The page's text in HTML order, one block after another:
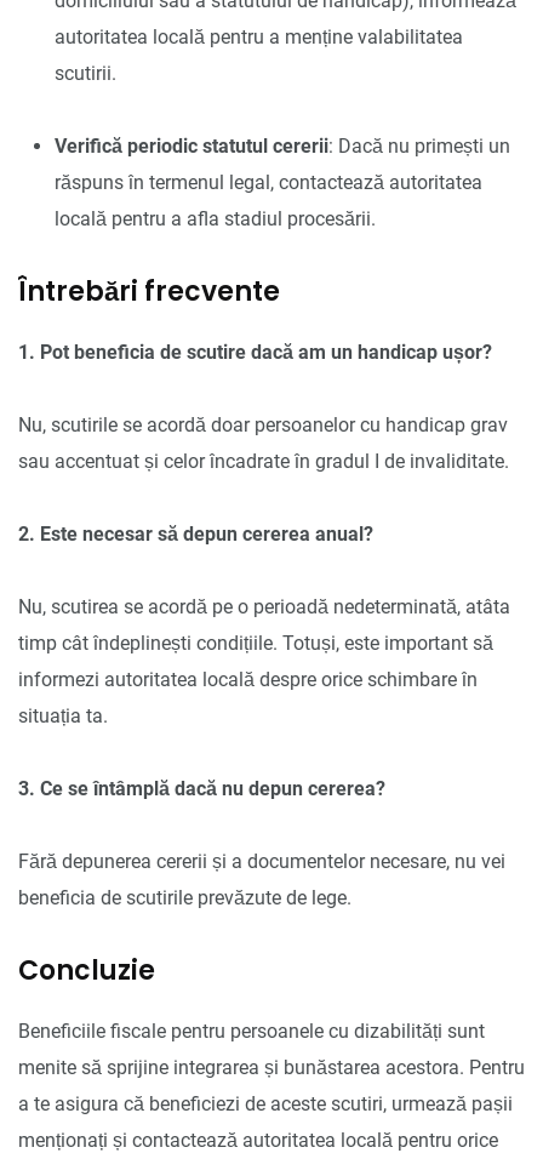
autoritatea locală pentru a menține valabilitatea
scutirii.
Verifică periodic statutul cererii: Dacă nu primești un
răspuns în termenul legal, contactează autoritatea
locală pentru a afla stadiul procesării.
Întrebări frecvente
1. Pot beneficia de scutire dacă am un handicap ușor?
Nu, scutirile se acordă doar persoanelor cu handicap grav
sau accentuat și celor încadrate în gradul I de invaliditate.
2. Este necesar să depun cererea anual?
Nu, scutirea se acordă pe o perioadă nedeterminată, atâta
timp cât îndeplinești condițiile. Totuși, este important să
informezi autoritatea locală despre orice schimbare în
situația ta.
3. Ce se întâmplă dacă nu depun cererea?
Fără depunerea cererii și a documentelor necesare, nu vei
beneficia de scutirile prevăzute de lege.
Concluzie
Beneficiile fiscale pentru persoanele cu dizabilități sunt
menite să sprijine integrarea și bunăstarea acestora. Pentru
a te asigura că beneficiezi de aceste scutiri, urmează pașii
menționați și contactează autoritatea locală pentru orice